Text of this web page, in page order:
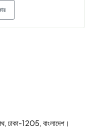
ঢাকা-1205, বাংলাদেশ।